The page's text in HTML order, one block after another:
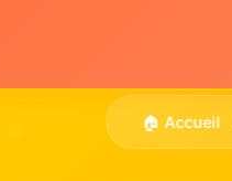
🏠 Accueil